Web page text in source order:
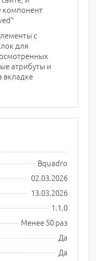
компонент
с
для
атрибуты и
вкладке
Bquadro
02.03.2026
13.03.2026
1.1.0
Менее 50 раз
Да
Да